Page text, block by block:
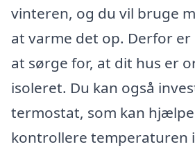
vinteren, og du vil bruge
at varme det op. Derfor
at sørge for, at dit hus er
isoleret. Du kan også
termostat, som kan
kontrollere temperaturen